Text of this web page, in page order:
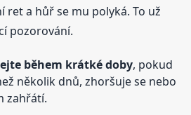
ret a hůř se mu polyká. To už
pozorování.
během krátké doby, pokud
několik dnů, zhoršuje se nebo
zahřátí.